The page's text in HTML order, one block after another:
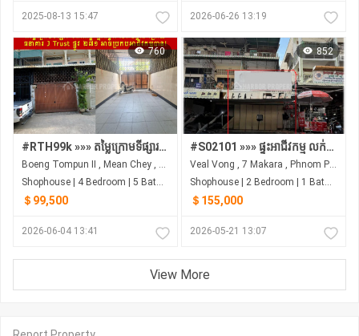
2025-08-13 15:47 2026-06-26 13:19
760
#RTH99k »»» តម្លៃក្រោមទីផ្សារ ទីតាំងល្អ ផ្ទះល្វែង លក់បន្ទាន់ ក្រោយធនាគារ J Trust ផ្លូវ ២៧១ អាចប្រកបអាជីវកម្មបាន!
Boeng Tompun II​​​ , Mean Chey , Phnom Penh
Shophouse | 4 Bedroom | 5 Bathroom | 0m²
＄99,500
2026-06-04 13:41
852
#S02101 »»» ផ្ទះអាជីវកម្ម លក់បន្ទាន់ នៅអូឬស្សី ជាន់ផ្ទាល់ដី មានផ្លូវចំហៀង ខាងកើតវត្តសំពៅមាស ត្រឹមតែ ៥០ម
Veal Vong , 7 Makara , Phnom Penh
Shophouse | 2 Bedroom | 1 Bathroom | 0m²
＄155,000
2026-05-21 13:07
View More